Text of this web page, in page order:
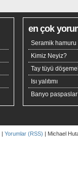
en çok
Seramik hamuru
Kimiz Neyiz?
Tay tüyü
Isı yalıtımı
Banyo
| Yorumlar (RSS) | Michael